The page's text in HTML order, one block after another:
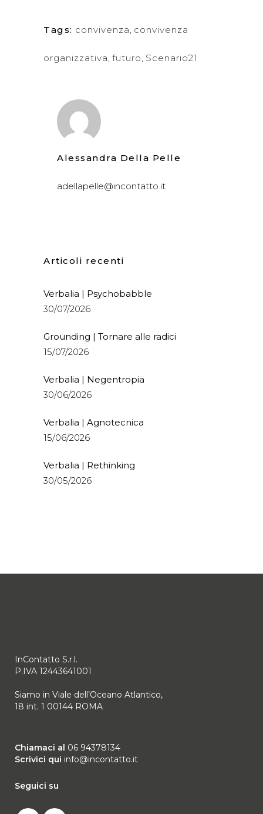
Tags: convivenza, convivenza
organizzativa, futuro, Scenario21
Alessandra Della Pelle
adellapelle@incontatto.it
Articoli recenti
Verbalia | Psychobabble
30/07/2026
Grounding | Tornare alle radici
15/07/2026
Verbalia | Negentropia
30/06/2026
Verbalia | Agnotecnica
15/06/2026
Verbalia | Rethinking
30/05/2026
InContatto S.r.l.
P.IVA 12443641001
Siamo in Viale dell’Oceano Atlantico,
18 int. 1 00144 ROMA
Chiamaci al 06 94378134
Scrivici qui info@incontatto.it
Seguici su